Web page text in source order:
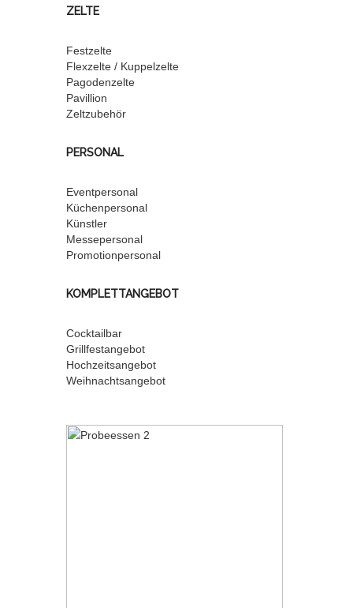
ZELTE
Festzelte
Flexzelte / Kuppelzelte
Pagodenzelte
Pavillion
Zeltzubehör
PERSONAL
Eventpersonal
Küchenpersonal
Künstler
Messepersonal
Promotionpersonal
KOMPLETTANGEBOT
Cocktailbar
Grillfestangebot
Hochzeitsangebot
Weihnachtsangebot